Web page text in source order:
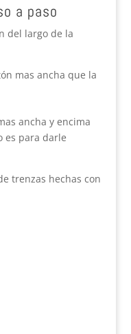
a paso
del largo de la
mas ancha que la
ancha y encima
es para darle
trenzas hechas con